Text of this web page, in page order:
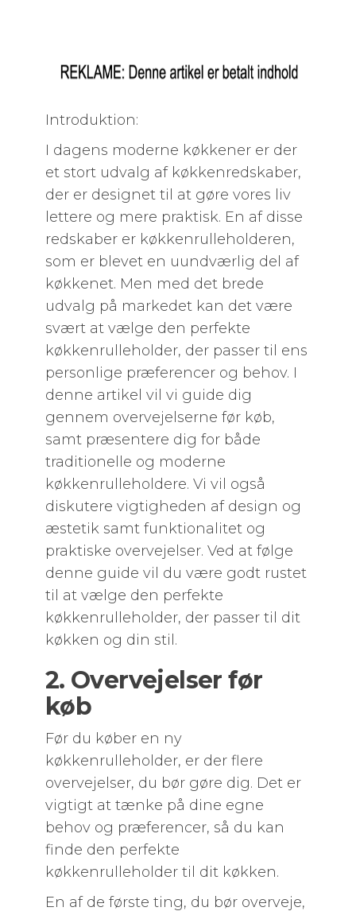
Introduktion:
I dagens moderne køkkener er der
et stort udvalg af køkkenredskaber,
der er designet til at gøre vores liv
lettere og mere praktisk. En af disse
redskaber er køkkenrulleholderen,
som er blevet en uundværlig del af
køkkenet. Men med det brede
udvalg på markedet kan det være
svært at vælge den perfekte
køkkenrulleholder, der passer til ens
personlige præferencer og behov. I
denne artikel vil vi guide dig
gennem overvejelserne før køb,
samt præsentere dig for både
traditionelle og moderne
køkkenrulleholdere. Vi vil også
diskutere vigtigheden af design og
æstetik samt funktionalitet og
praktiske overvejelser. Ved at følge
denne guide vil du være godt rustet
til at vælge den perfekte
køkkenrulleholder, der passer til dit
køkken og din stil.
2. Overvejelser før
køb
Før du køber en ny
køkkenrulleholder, er der flere
overvejelser, du bør gøre dig. Det er
vigtigt at tænke på dine egne
behov og præferencer, så du kan
finde den perfekte
køkkenrulleholder til dit køkken.
En af de første ting, du bør overveje,